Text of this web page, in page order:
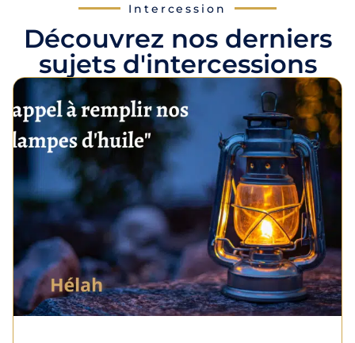
Intercession
Découvrez nos derniers
sujets d'intercessions